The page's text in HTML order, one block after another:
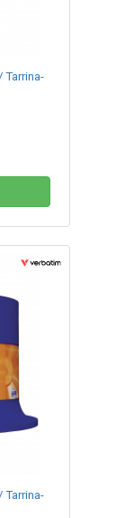
Tarrina-
Tarrina-